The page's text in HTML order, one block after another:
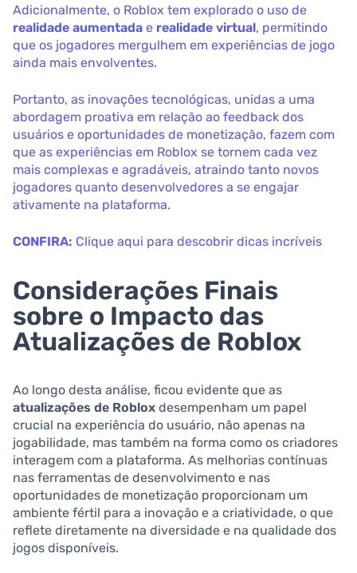
Adicionalmente, o Roblox tem explorado o uso de
realidade aumentada e realidade virtual, permitindo
que os jogadores mergulhem em experiências de jogo
ainda mais envolventes.
Portanto, as inovações tecnológicas, unidas a uma
abordagem proativa em relação ao feedback dos
usuários e oportunidades de monetização, fazem com
que as experiências em Roblox se tornem cada vez
mais complexas e agradáveis, atraindo tanto novos
jogadores quanto desenvolvedores a se engajar
ativamente na plataforma.
CONFIRA: Clique aqui para descobrir dicas incríveis
Considerações Finais
sobre o Impacto das
Atualizações de Roblox
Ao longo desta análise, ficou evidente que as
atualizações de Roblox desempenham um papel
crucial na experiência do usuário, não apenas na
jogabilidade, mas também na forma como os criadores
interagem com a plataforma. As melhorias contínuas
nas ferramentas de desenvolvimento e nas
oportunidades de monetização proporcionam um
ambiente fértil para a inovação e a criatividade, o que
reflete diretamente na diversidade e na qualidade dos
jogos disponíveis.